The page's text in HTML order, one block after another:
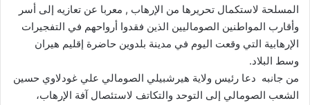
المسلحة لاستكمال تحريرها من الإرهاب , معربا عن تعازيه إلى أسر
وأقارب المواطنين الصوماليين الذين فقدوا أرواحهم في التفجيرات
الإرهابية التي وقعت اليوم في مدينة بلدوين حاضرة إقليم هيران
وسط البلاد.
من جانبه دعا رئيس ولاية هيرشبيلي الصومالي علي غودلاوي حسين
الشعب الصومالي إلى التوحد والتكاتف لاستئصال آفة الإرهاب،